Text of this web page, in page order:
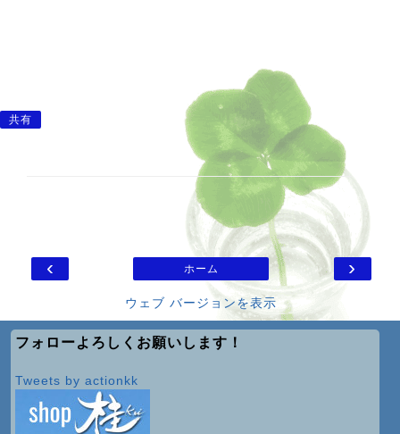
共有
‹ ›
ホーム
ウェブ バージョンを表示
フォローよろしくお願いします！
Tweets by actionkk